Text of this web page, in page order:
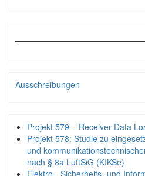
Ausschreibungen
Projekt 579 – Receiver Data
Projekt 578: Studie zu
und
nach § 8a LuftSiG (KIKSe)